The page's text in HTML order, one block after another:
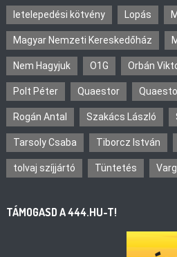
letelepedési kötvény Lopás
Magyar Nemzeti Kereskedőház
Nem Hagyjuk O1G Orbán
Polt Péter Quaestor
Rogán Antal Szakács László
Tarsoly Csaba Tiborcz István
tolvaj szíjjártó Tüntetés
TÁMOGASD A 444.HU-T!